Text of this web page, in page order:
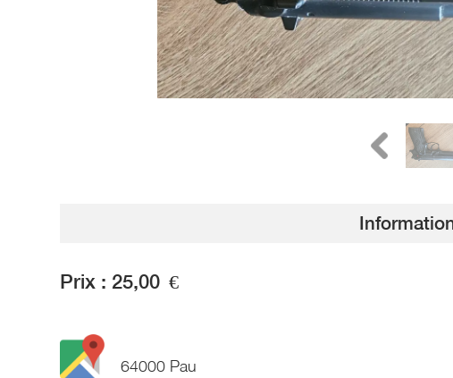
Prix : 25,00 €
64000 Pau